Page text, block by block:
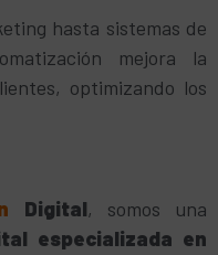
hasta sistemas de
mejora la
optimizando los
Digital, somos una
especializada en